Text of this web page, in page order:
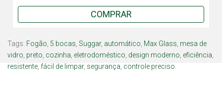
COMPRAR
Tags: Fogão 5 bocas Suggar, automático Max Glass mesa de
vidro preto cozinha eletrodoméstico design moderno eficiência
resistente fácil de limpar, segurança controle preciso.